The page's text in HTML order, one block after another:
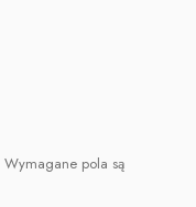
Wymagane pola są